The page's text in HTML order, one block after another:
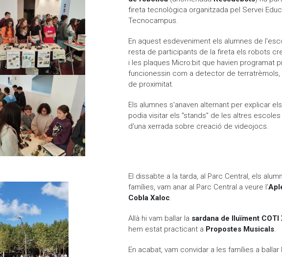
,
fireta tecnològica organitzada pel Servei
Tecnocampus.
En aquest esdeveniment els alumnes de
resta de participants de la fireta els robots
i les plaques Micro:bit que havien programat
funcionessin com a detector de
de proximitat.
Els alumnes s'anaven alternant per explicar
podia visitar els "stands" de les altres
d'una xerrada sobre creació de videojocs.
El dissabte a la tarda, al Parc Central, els
famílies, vam anar al Parc Central a veure l'
Cobla Xaloc.
Allà hi vam ballar la sardana de lluïment COTI
hem estat practicant a Propostes Musicals.
En acabat, vam convidar a les famílies a